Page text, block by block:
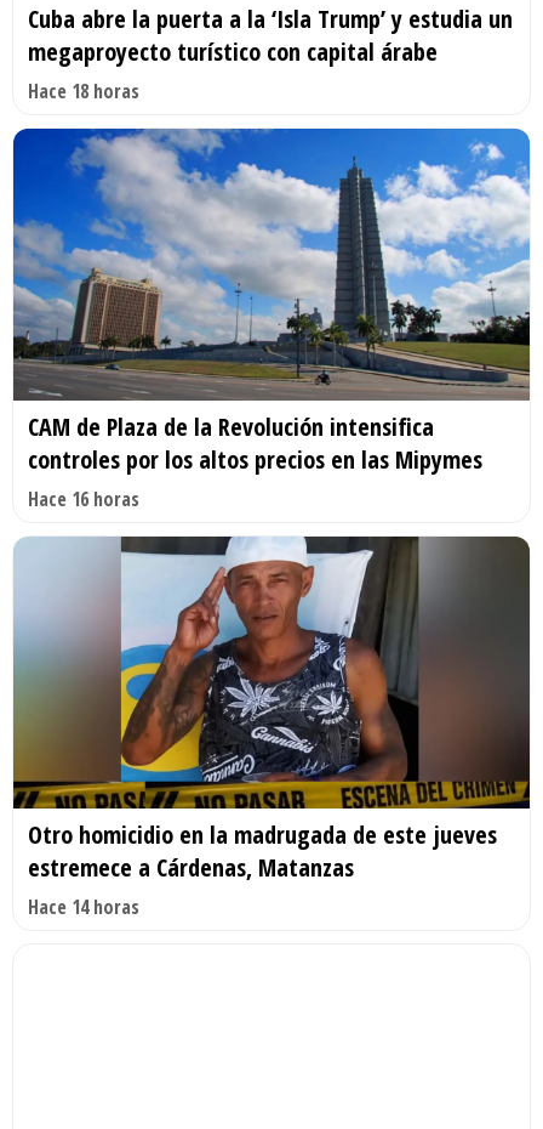
Cuba abre la puerta a la ‘Isla Trump’ y estudia un
megaproyecto turístico con capital árabe
Hace 18 horas
CAM de Plaza de la Revolución intensifica
controles por los altos precios en las Mipymes
Hace 16 horas
Otro homicidio en la madrugada de este jueves
estremece a Cárdenas, Matanzas
Hace 14 horas